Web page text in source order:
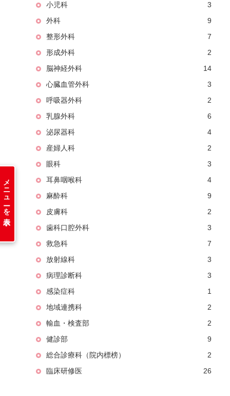
メニューを表示
小児科
3
外科
9
整形外科
7
形成外科
2
脳神経外科
14
心臓血管外科
3
呼吸器外科
2
乳腺外科
6
泌尿器科
4
産婦人科
2
眼科
3
耳鼻咽喉科
4
麻酔科
9
皮膚科
2
歯科口腔外科
3
救急科
7
放射線科
3
病理診断科
3
感染症科
1
地域連携科
2
輸血・検査部
2
健診部
9
総合診療科（院内標榜）
2
臨床研修医
26